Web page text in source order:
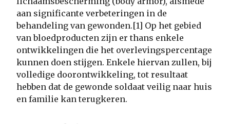
aan significante verbeteringen in de
behandeling van gewonden.[1] Op het gebied
van bloedproducten zijn er thans enkele
ontwikkelingen die het overlevingspercentage
kunnen doen stijgen. Enkele hiervan zullen, bij
volledige doorontwikkeling, tot resultaat
hebben dat de gewonde soldaat veilig naar huis
en familie kan terugkeren.